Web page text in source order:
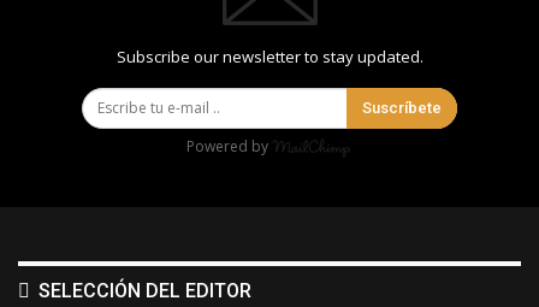
Subscribe our newsletter to stay updated.
Suscríbete
Powered by
SELECCIÓN DEL EDITOR